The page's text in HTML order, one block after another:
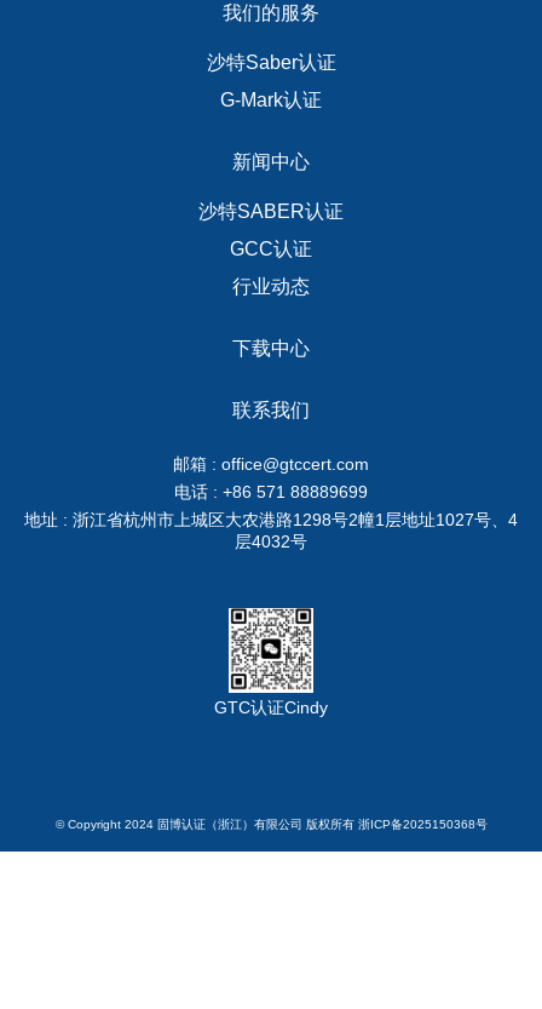
我们的服务
沙特Saber认证
G-Mark认证
新闻中心
沙特SABER认证
GCC认证
行业动态
下载中心
联系我们
邮箱 : office@gtccert.com
电话 : +86 571 88889699
地址 : 浙江省杭州市上城区大农港路1298号2幢1层地址1027号、4
层4032号
GTC认证Cindy
© Copyright 2024 固博认证（浙江）有限公司 版权所有 浙ICP备2025150368号